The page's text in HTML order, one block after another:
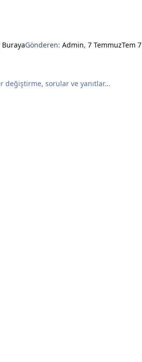
BurayaGönderen:Admin,7 TemmuzTem 7
değiştirme, sorular ve yanıtlar...